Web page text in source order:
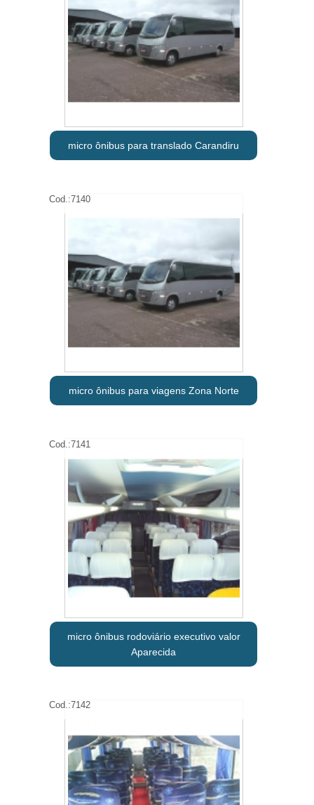
micro ônibus para translado Carandiru
Cod.:7140
micro ônibus para viagens Zona Norte
Cod.:7141
micro ônibus rodoviário executivo valor
Aparecida
Cod.:7142